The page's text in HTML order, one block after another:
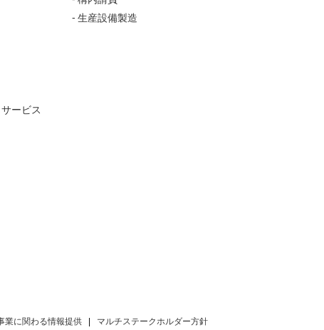
ービス
生産設備製造
業に関わる情報提供 マルチステークホルダー方針